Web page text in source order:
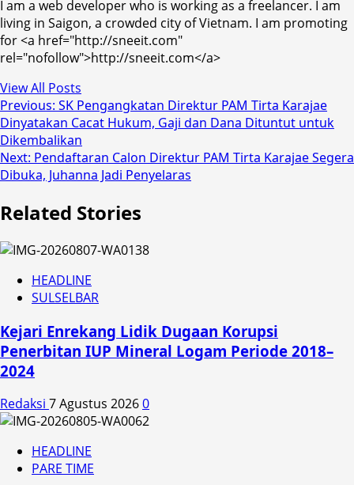
I am a web developer who is working as a freelancer. I am
living in Saigon, a crowded city of Vietnam. I am promoting
for <a href="http://sneeit.com"
rel="nofollow">http://sneeit.com</a>
View All Posts
Post
navigation
Previous: SK Pengangkatan Direktur PAM Tirta Karajae
Dinyatakan Cacat Hukum, Gaji dan Dana Dituntut untuk
Dikembalikan
Next: Pendaftaran Calon Direktur PAM Tirta Karajae Segera
Dibuka, Juhanna Jadi Penyelaras
Related Stories
HEADLINE
SULSELBAR
Kejari Enrekang Lidik Dugaan Korupsi
Penerbitan IUP Mineral Logam Periode 2018–
2024
Redaksi 7 Agustus 20260
HEADLINE
PARE TIME